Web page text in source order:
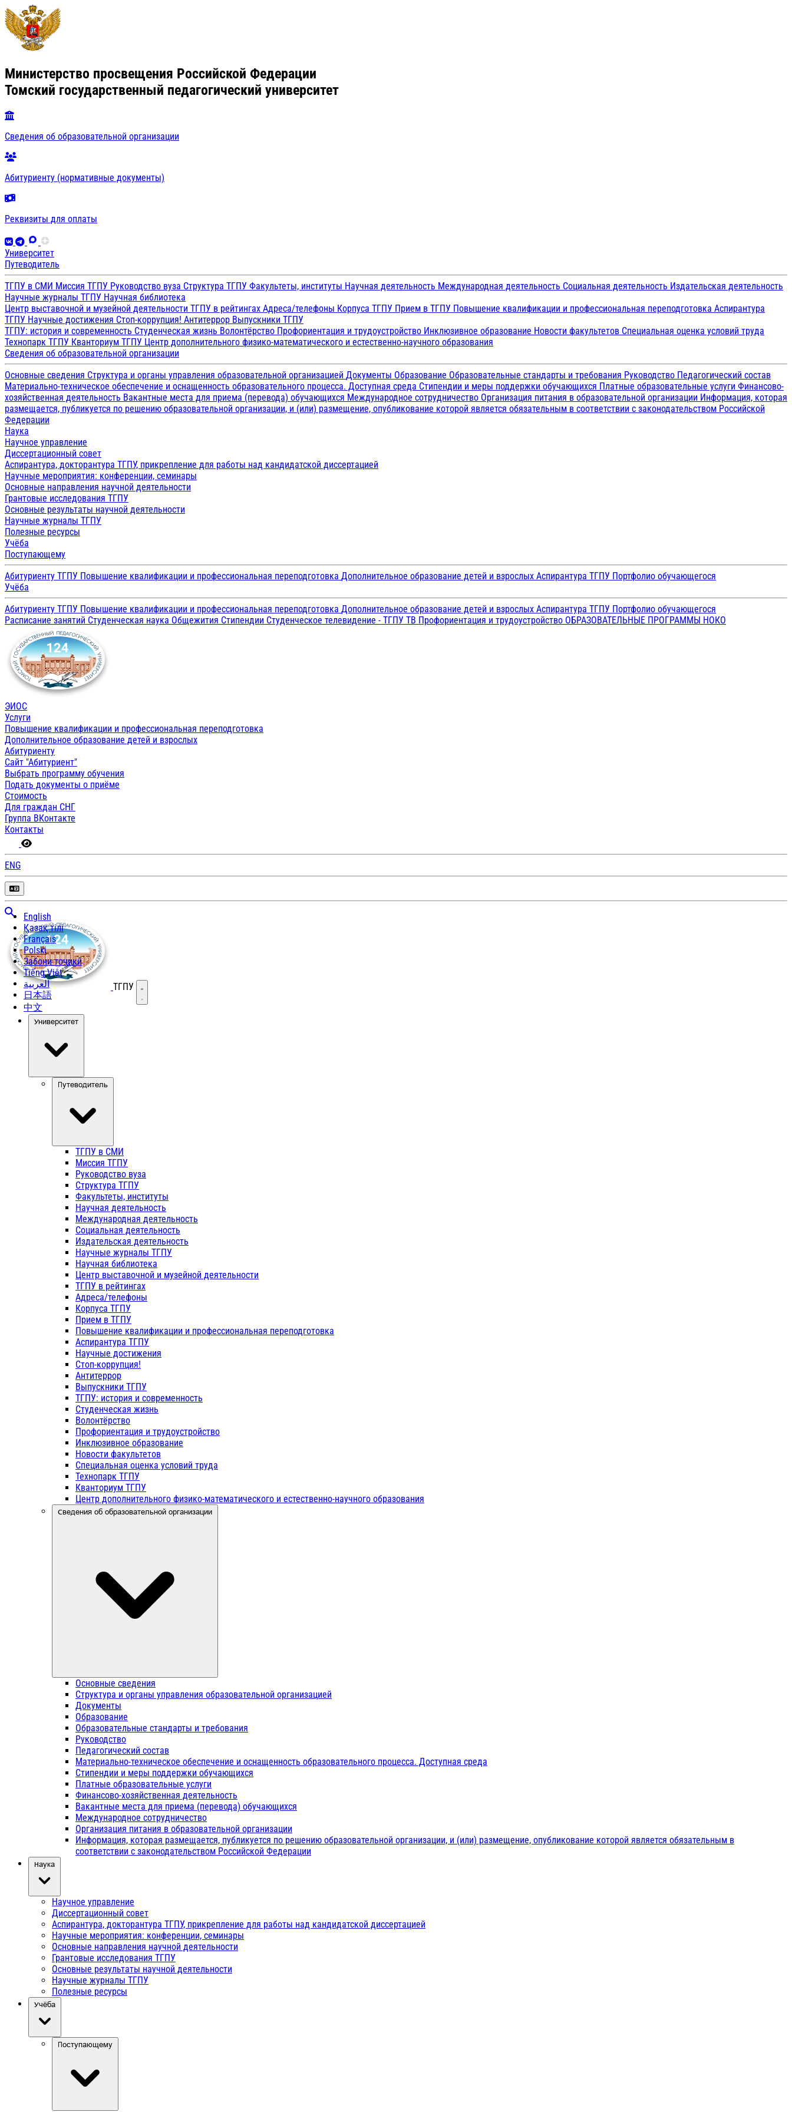
Министерство просвещения Российской Федерации
Томский государственный педагогический университет
Сведения об образовательной организации
Абитуриенту (нормативные документы)
Реквизиты для оплаты
Университет
Путеводитель
ТГПУ в СМИ Миссия ТГПУ Руководство вуза Структура ТГПУ Факультеты, институты Научная деятельность Международная деятельность Социальная деятельность Издательская деятельность
Научные журналы ТГПУ Научная библиотека
Центр выставочной и музейной деятельности ТГПУ в рейтингах Адреса/телефоны Корпуса ТГПУ Прием в ТГПУ Повышение квалификации и профессиональная переподготовка Аспирантура
ТГПУ Научные достижения Стоп-коррупция! Антитеррор Выпускники ТГПУ
ТГПУ: история и современность Студенческая жизнь Волонтёрство Профориентация и трудоустройство Инклюзивное образование Новости факультетов Специальная оценка условий труда
Технопарк ТГПУ Кванториум ТГПУ Центр дополнительного физико-математического и естественно-научного образования
Сведения об образовательной организации
Основные сведения Структура и органы управления образовательной организацией Документы Образование Образовательные стандарты и требования Руководство Педагогический состав
Материально-техническое обеспечение и оснащенность образовательного процесса. Доступная среда Стипендии и меры поддержки обучающихся Платные образовательные услуги Финансово-
хозяйственная деятельность Вакантные места для приема (перевода) обучающихся Международное сотрудничество Организация питания в образовательной организации Информация, которая
размещается, публикуется по решению образовательной организации, и (или) размещение, опубликование которой является обязательным в соответствии с законодательством Российской
Федерации
Наука
Научное управление
Диссертационный совет
Аспирантура, докторантура ТГПУ, прикрепление для работы над кандидатской диссертацией
Научные мероприятия: конференции, семинары
Основные направления научной деятельности
Грантовые исследования ТГПУ
Основные результаты научной деятельности
Научные журналы ТГПУ
Полезные ресурсы
Учёба
Поступающему
Абитуриенту ТГПУ Повышение квалификации и профессиональная переподготовка Дополнительное образование детей и взрослых Аспирантура ТГПУ Портфолио обучающегося
Учёба
Абитуриенту ТГПУ Повышение квалификации и профессиональная переподготовка Дополнительное образование детей и взрослых Аспирантура ТГПУ Портфолио обучающегося
Расписание занятий Студенческая наука Общежития Стипендии Студенческое телевидение - ТГПУ ТВ Профориентация и трудоустройство ОБРАЗОВАТЕЛЬНЫЕ ПРОГРАММЫ НОКО
ЭИОС
Услуги
Повышение квалификации и профессиональная переподготовка
Дополнительное образование детей и взрослых
Абитуриенту
Сайт "Абитуриент"
Выбрать программу обучения
Подать документы о приёме
Стоимость
Для граждан СНГ
Группа ВКонтакте
Контакты
ENG
English
Қазақ тілі
Français
Polski
Забони тоҷикӣ
Tiếng Việt
العربية
日本語
中文
ТГПУ Открыть меню
Университет
Путеводитель
ТГПУ в СМИ
Миссия ТГПУ
Руководство вуза
Структура ТГПУ
Факультеты, институты
Научная деятельность
Международная деятельность
Социальная деятельность
Издательская деятельность
Научные журналы ТГПУ
Научная библиотека
Центр выставочной и музейной деятельности
ТГПУ в рейтингах
Адреса/телефоны
Корпуса ТГПУ
Прием в ТГПУ
Повышение квалификации и профессиональная переподготовка
Аспирантура ТГПУ
Научные достижения
Стоп-коррупция!
Антитеррор
Выпускники ТГПУ
ТГПУ: история и современность
Студенческая жизнь
Волонтёрство
Профориентация и трудоустройство
Инклюзивное образование
Новости факультетов
Специальная оценка условий труда
Технопарк ТГПУ
Кванториум ТГПУ
Центр дополнительного физико-математического и естественно-научного образования
Сведения об образовательной организации
Основные сведения
Структура и органы управления образовательной организацией
Документы
Образование
Образовательные стандарты и требования
Руководство
Педагогический состав
Материально-техническое обеспечение и оснащенность образовательного процесса. Доступная среда
Стипендии и меры поддержки обучающихся
Платные образовательные услуги
Финансово-хозяйственная деятельность
Вакантные места для приема (перевода) обучающихся
Международное сотрудничество
Организация питания в образовательной организации
Информация, которая размещается, публикуется по решению образовательной организации, и (или) размещение, опубликование которой является обязательным в
соответствии с законодательством Российской Федерации
Наука
Научное управление
Диссертационный совет
Аспирантура, докторантура ТГПУ, прикрепление для работы над кандидатской диссертацией
Научные мероприятия: конференции, семинары
Основные направления научной деятельности
Грантовые исследования ТГПУ
Основные результаты научной деятельности
Научные журналы ТГПУ
Полезные ресурсы
Учёба
Поступающему